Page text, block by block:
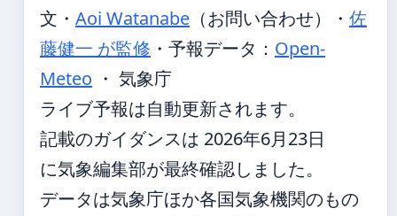
文・ Aoi Watanabe （お問い合わせ） ・ 佐
藤健一 が監修 ・ 予報データ： Open-
Meteo ・ 気象庁
ライブ予報は自動更新されます。
記載のガイダンスは 2026年6月23日
に気象編集部が最終確認しました。
データは気象庁ほか各国気象機関のもの